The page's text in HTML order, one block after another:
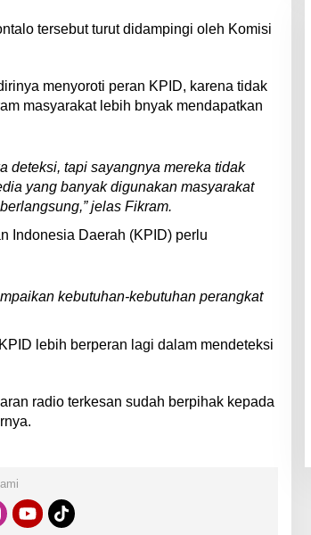
tersebut turut didampingi oleh Komisi
menyoroti peran KPID, karena tidak
masyarakat lebih bnyak mendapatkan
deteksi, tapi sayangnya mereka tidak
yang banyak digunakan masyarakat
jelas Fikram.
Indonesia Daerah (KPID) perlu
kebutuhan-kebutuhan perangkat
lebih berperan lagi dalam mendeteksi
radio terkesan sudah berpihak kepada